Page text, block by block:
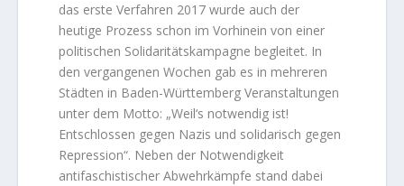
das erste Verfahren 2017 wurde auch der
heutige Prozess schon im Vorhinein von einer
politischen Solidaritätskampagne begleitet. In
den vergangenen Wochen gab es in mehreren
Städten in Baden-Württemberg Veranstaltungen
unter dem Motto: „Weil‘s notwendig ist!
Entschlossen gegen Nazis und solidarisch gegen
Repression“. Neben der Notwendigkeit
antifaschistischer Abwehrkämpfe stand dabei